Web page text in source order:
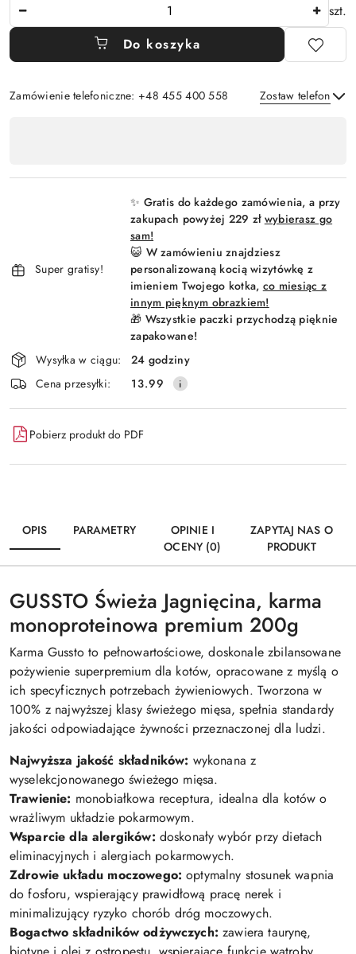
szt.
Do koszyka
Zamówienie telefoniczne: +48 455 400 558 Zostaw telefon
płatność
Super gratisy!
✨ Gratis do każdego zamówienia, a przy
zakupach powyżej 229 zł wybierasz go
sam!
😺 W zamówieniu znajdziesz
personalizowaną kocią wizytówkę z
imieniem Twojego kotka, co miesiąc z
innym pięknym obrazkiem!
🎁 Wszystkie paczki przychodzą pięknie
zapakowane!
Wysyłka w ciągu:
24 godziny
Cena przesyłki:
13.99
Pobierz produkt do PDF
OPIS PARAMETRY
OPINIE I
OCENY (0)
ZAPYTAJ NAS O
PRODUKT
GUSSTO Świeża Jagnięcina, karma
monoproteinowa premium 200g
Karma Gussto to pełnowartościowe, doskonale zbilansowane
pożywienie superpremium dla kotów, opracowane z myślą o
ich specyficznych potrzebach żywieniowych. Tworzona w
100% z najwyższej klasy świeżego mięsa, spełnia standardy
jakości odpowiadające żywności przeznaczonej dla ludzi.
Najwyższa jakość składników: wykonana z
wyselekcjonowanego świeżego mięsa.
Trawienie: monobiałkowa receptura, idealna dla kotów o
wrażliwym układzie pokarmowym.
Wsparcie dla alergików: doskonały wybór przy dietach
eliminacyjnych i alergiach pokarmowych.
Zdrowie układu moczowego: optymalny stosunek wapnia
do fosforu, wspierający prawidłową pracę nerek i
minimalizujący ryzyko chorób dróg moczowych.
Bogactwo składników odżywczych: zawiera taurynę,